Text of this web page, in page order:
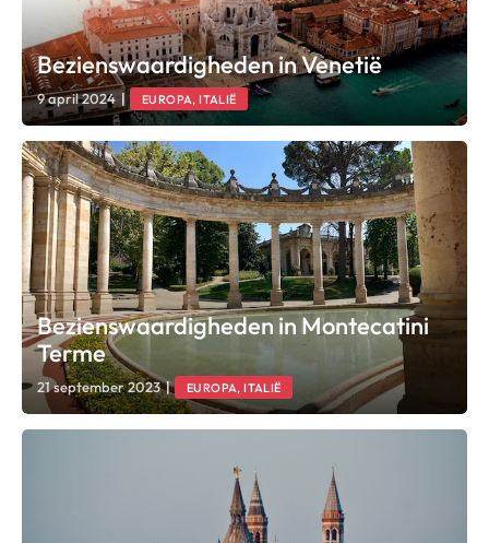
Bezienswaardigheden in Venetië
9 april 2024 | EUROPA, ITALIË
Bezienswaardigheden in Montecatini
Terme
21 september 2023 | EUROPA, ITALIË